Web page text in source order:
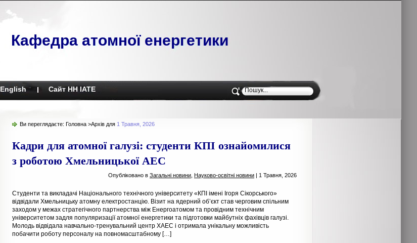
Кафедра атомної енергетики
English Сайт НН ІАТЕ
Ви переглядаєте: Головна >Архів для 1 Травня, 2026
Кадри для атомної галузі: студенти КПІ ознайомилися
з роботою Хмельницької АЕС
Опубліковано в Загальні новини Науково-освітні новини | 1 Травня, 2026
Студенти та викладачі Національного технічного університету «КПІ імені Ігоря Сікорського»
відвідали Хмельницьку атомну електростанцію. Візит на ядерний об’єкт став черговим спільним
заходом у межах стратегічного партнерства між Енергоатомом та провідним технічним
університетом задля популяризації атомної енергетики та підготовки майбутніх фахівців галузі.
Молодь відвідала навчально-тренувальний центр ХАЕС і отримала унікальну можливість
побачити роботу персоналу на повномасштабному […]